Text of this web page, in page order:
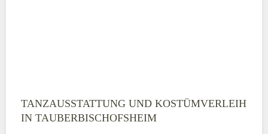
TANZAUSSTATTUNG UND KOSTÜMVERLEIH
IN TAUBERBISCHOFSHEIM